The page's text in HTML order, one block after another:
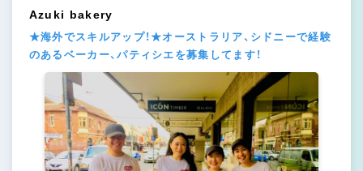
Azuki bakery
★海外でスキルアップ！★オーストラリア、シドニーで経験
のあるベーカー、パティシエを募集してます！